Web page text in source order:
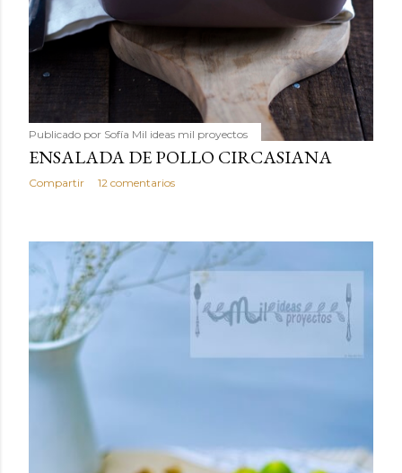
Publicado por Sofía Mil ideas mil proyectos
ENSALADA DE POLLO CIRCASIANA
Compartir 12 comentarios